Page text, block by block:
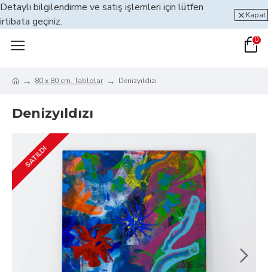
Detaylı bilgilendirme ve satış işlemleri için lütfen
irtibata geçiniz.
Kapat
0
80 x 80 cm. Tablolar Denizyıldızı
Denizyıldızı
SATILDI